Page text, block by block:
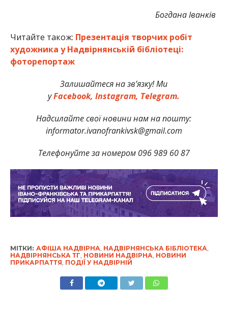
Богдана Іванків
Читайте також: Презентація творчих робіт
художника у Надвірнянській бібліотеці:
фоторепортаж
Залишайтеся на зв’язку! Ми
уFacebook, Instagram, Telegram.
Надсилайте свої новини нам на пошту:
informator.ivanofrankivsk@gmail.com
Телефонуйте за номером 096 989 60 87
МІТКИ: АФІША НАДВІРНА НАДВІРНЯНСЬКА БІБЛІОТЕКА
НАДВІРНЯНСЬКА ТГ НОВИНИ НАДВІРНА НОВИНИ
ПРИКАРПАТТЯ ПОДІЇ У НАДВІРНІЙ